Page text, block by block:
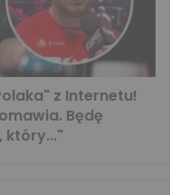
z Internetu!
Będę
który..."